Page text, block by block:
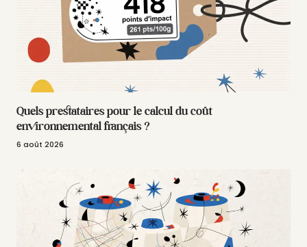
Quels prestataires pour le calcul du coût
environnemental français ?
6 août 2026